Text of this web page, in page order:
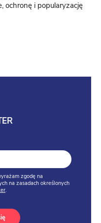
ochronę i popularyzację
zgodę na
na zasadach określonych
.